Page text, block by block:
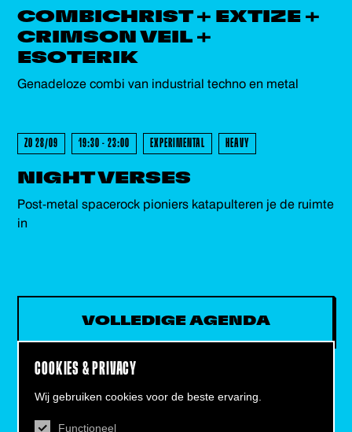
COOKIES & PRIVACY
Wij gebruiken cookies voor de beste ervaring.
Functioneel
COMBICHRIST + EXTIZE +
CRIMSON VEIL +
ESOTERIK
Genadeloze combi van industrial techno en metal
- GEWEEST -
ZO 28/09 19:30 - 23:00 EXPERIMENTAL HEAVY
NIGHT VERSES
Post-metal spacerock pioniers katapulteren je de ruimte
in
VOLLEDIGE AGENDA